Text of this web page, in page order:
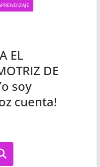
EL
DE
soy
cuenta!